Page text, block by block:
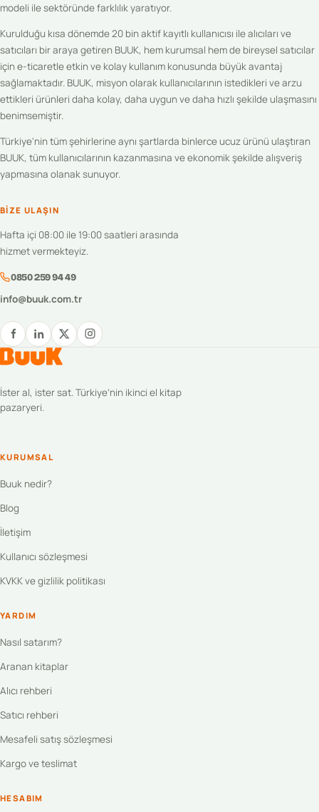
modeli ile sektöründe farklılık yaratıyor.
Kurulduğu kısa dönemde 20 bin aktif kayıtlı kullanıcısı ile alıcıları ve
satıcıları bir araya getiren BUUK, hem kurumsal hem de bireysel satıcılar
için e-ticaretle etkin ve kolay kullanım konusunda büyük avantaj
sağlamaktadır. BUUK, misyon olarak kullanıcılarının istedikleri ve arzu
ettikleri ürünleri daha kolay, daha uygun ve daha hızlı şekilde ulaşmasını
benimsemiştir.
Türkiye'nin tüm şehirlerine aynı şartlarda binlerce ucuz ürünü ulaştıran
BUUK, tüm kullanıcılarının kazanmasına ve ekonomik şekilde alışveriş
yapmasına olanak sunuyor.
BIZE ULAŞIN
Hafta içi 08:00 ile 19:00 saatleri arasında
hizmet vermekteyiz.
0850 259 94 49
info@buuk.com.tr
İster al, ister sat. Türkiye’nin ikinci el kitap
pazaryeri.
KURUMSAL
Buuk nedir?
Blog
İletişim
Kullanıcı sözleşmesi
KVKK ve gizlilik politikası
YARDIM
Nasıl satarım?
Aranan kitaplar
Alıcı rehberi
Satıcı rehberi
Mesafeli satış sözleşmesi
Kargo ve teslimat
HESABIM